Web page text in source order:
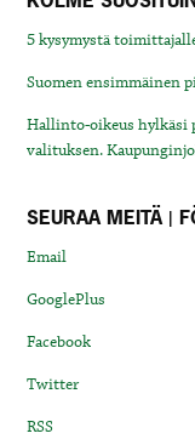
5 kysymystä
Suomen ensimmäinen
Hallinto-oikeus hylkäsi
valituksen.
SEURAA MEITÄ |
Email
GooglePlus
Facebook
Twitter
RSS